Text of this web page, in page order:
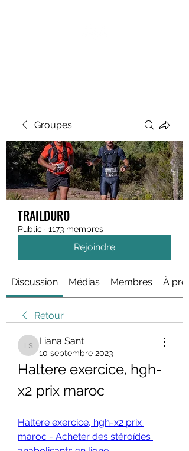
Groupes
TRAILDURO
Public · 1173 membres
Rejoindre
Discussion Médias Membres À
Retour
Liana Sant
Liana Sant
10 septembre 2023
Haltere exercice, hgh-
x2 prix maroc
Haltere exercice, hgh-x2 prix
maroc - Acheter des stéroïdes